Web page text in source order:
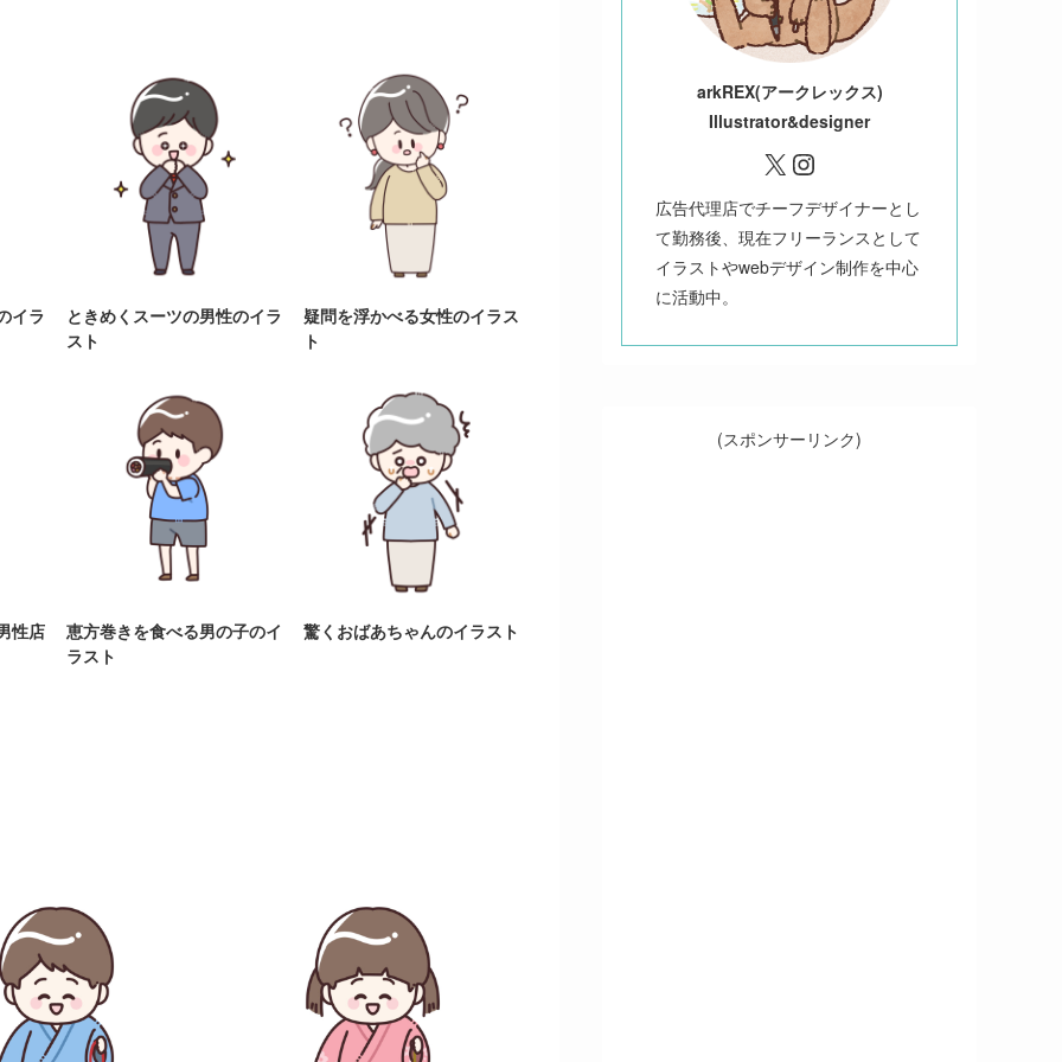
イラ
ときめくスーツの男性のイラ
スト
疑問を浮かべる女性のイラス
ト
性店
恵方巻きを食べる男の子のイ
ラスト
驚くおばあちゃんのイラスト
arkREX(アークレックス)
Illustrator&designer
X Instagram
広告代理店でチーフデザイナーとし
て勤務後、現在フリーランスとして
イラストやwebデザイン制作を中心
に活動中。
(スポンサーリンク)